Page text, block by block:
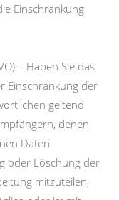
Einschränkung
– Haben Sie das
Einschränkung der
geltend
denen
Daten
oder Löschung der
mitzuteilen,